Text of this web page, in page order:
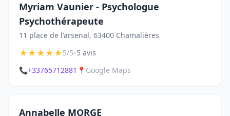
Myriam Vaunier - Psychologue
Psychothérapeute
11 place de l'arsenal, 63400 Chamalières
★★★★★5/5•5 avis
📞+33765712881 📍 Google Maps
Annabelle MORGE